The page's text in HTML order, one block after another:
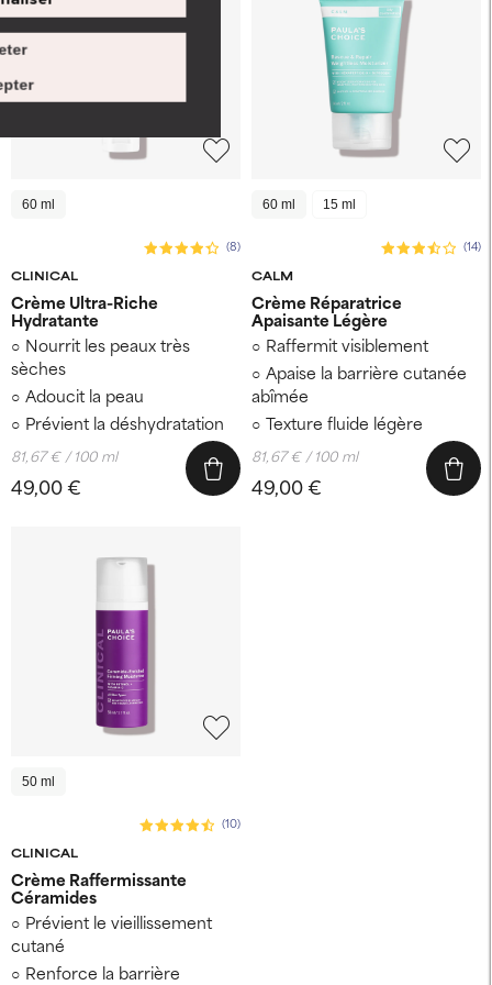
60 ml
CLINICAL
(8)
Crème Ultra-Riche
Hydratante
Nourrit les peaux très
sèches
Adoucit la peau
Prévient la déshydratation
49,00 €
81,67 € / 100 ml
60 ml 15 ml
CALM
(14)
Crème Réparatrice
Apaisante Légère
Raffermit visiblement
Apaise la barrière cutanée
abîmée
Texture fluide légère
49,00 €
81,67 € / 100 ml
50 ml
CLINICAL
(10)
Crème Raffermissante
Céramides
Prévient le vieillissement
cutané
Renforce la barrière